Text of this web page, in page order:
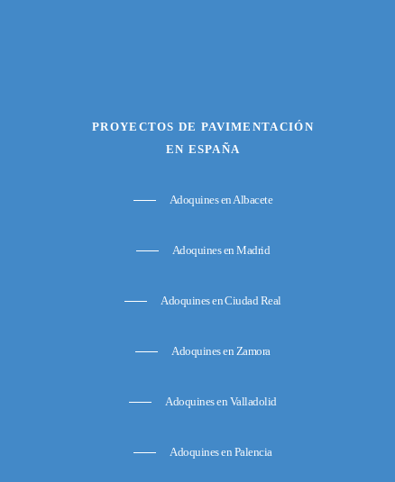
PROYECTOS DE PAVIMENTACIÓN
EN ESPAÑA
Adoquines en Albacete
Adoquines en Madrid
Adoquines en Ciudad Real
Adoquines en Zamora
Adoquines en Valladolid
Adoquines en Palencia